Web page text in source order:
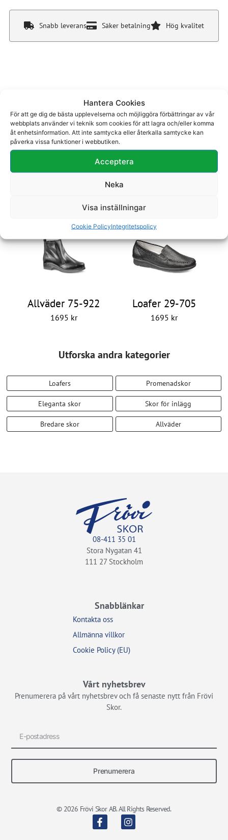
Hantera Cookies
För att ge dig de bästa upplevelserna och möjliggöra förbättringar av vår
webbplats använder vi teknik som cookies för att lagra och/eller komma
åt enhetsinformation. Att inte samtycka eller återkalla samtycke kan
påverka vissa funktioner i webbutiken.
Acceptera
Neka
Visa inställningar
Cookie PolicyIntegritetspolicy
Snabb leverans Säker betalning Hög kvalitet
Du kanske även gillar
Loafer 29-705
1695 kr
Allväder 75-922
1695 kr
Utforska andra kategorier
Loafers Promenadskor
Eleganta skor Skor för inlägg
Bredare skor Allväder
08-411 35 01
Stora Nygatan 41
111 27 Stockholm
Snabblänkar
Kontakta oss
Allmänna villkor
Cookie Policy (EU)
Vårt nyhetsbrev
Prenumerera på vårt nyhetsbrev och få senaste nytt från Frövi
Skor.
Prenumerera
© 2026 Frövi Skor AB. All Rights Reserved.